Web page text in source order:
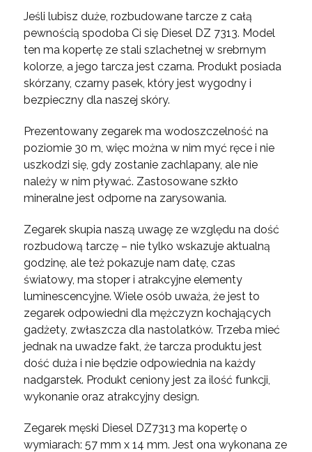
Jeśli lubisz duże, rozbudowane tarcze z całą
pewnością spodoba Ci się Diesel DZ 7313. Model
ten ma kopertę ze stali szlachetnej w srebrnym
kolorze, a jego tarcza jest czarna. Produkt posiada
skórzany, czarny pasek, który jest wygodny i
bezpieczny dla naszej skóry.
Prezentowany zegarek ma wodoszczelność na
poziomie 30 m, więc można w nim myć ręce i nie
uszkodzi się, gdy zostanie zachlapany, ale nie
należy w nim pływać. Zastosowane szkło
mineralne jest odporne na zarysowania.
Zegarek skupia naszą uwagę ze względu na dość
rozbudową tarczę – nie tylko wskazuje aktualną
godzinę, ale też pokazuje nam datę, czas
światowy, ma stoper i atrakcyjne elementy
luminescencyjne. Wiele osób uważa, że jest to
zegarek odpowiedni dla mężczyzn kochających
gadżety, zwłaszcza dla nastolatków. Trzeba mieć
jednak na uwadze fakt, że tarcza produktu jest
dość duża i nie będzie odpowiednia na każdy
nadgarstek. Produkt ceniony jest za ilość funkcji,
wykonanie oraz atrakcyjny design.
Zegarek męski Diesel DZ7313 ma kopertę o
wymiarach: 57 mm x 14 mm. Jest ona wykonana ze